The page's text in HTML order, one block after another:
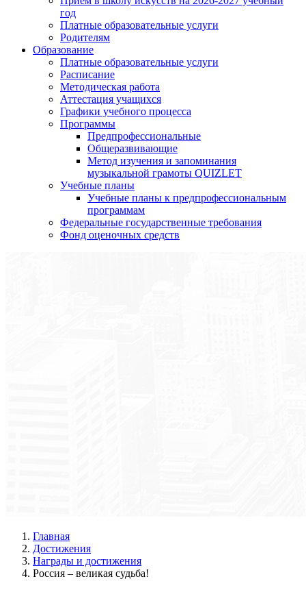
год
Платные образовательные услуги
Родителям
Образование
Платные образовательные услуги
Расписание
Методическая работа
Аттестация учащихся
Графики учебного процесса
Программы
Предпрофессиональные
Общеразвивающие
Метод изучения и запоминания
музыкальной грамоты QUIZLET
Учебные планы
Учебные планы к предпрофессиональным
программам
Федеральные государственные требования
Фонд оценочных средств
Главная
Достижения
Награды и достижения
Россия – великая судьба!